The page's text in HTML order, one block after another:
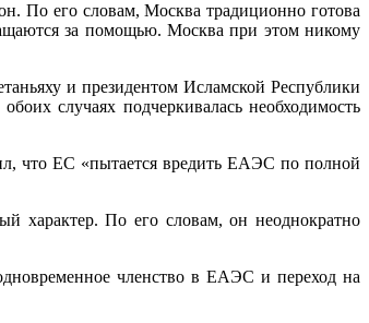
По его словам, Москва традиционно готова
за помощью. Москва при этом никому
и президентом Исламской Республики
случаях подчеркивалась необходимость
ЕС «пытается вредить ЕАЭС по полной
характер. По его словам, он неоднократно
членство в ЕАЭС и переход на